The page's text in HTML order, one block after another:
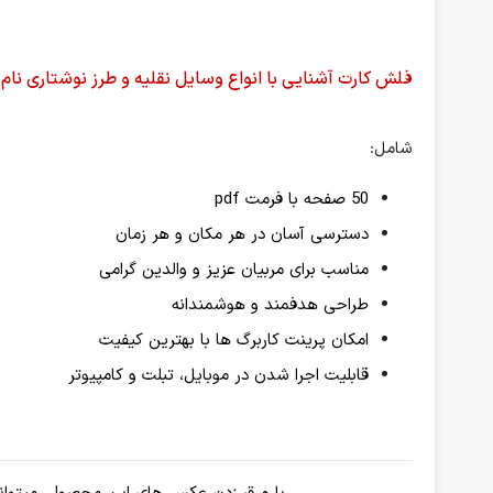
فلش کارت آشنایی با انواع وسایل نقلیه و طرز نوشتاری
شامل:
50 صفحه با فرمت pdf
دسترسی آسان در هر مکان و هر زمان
مناسب برای مربیان عزیز و والدین گرامی
طراحی هدفمند و هوشمندانه
امکان پرینت کاربرگ ها با بهترین کیفیت
قابلیت اجرا شدن در موبایل، تبلت و کامپیوتر